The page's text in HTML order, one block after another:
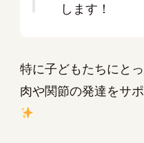
します！
特に子どもたちにと
肉や関節の発達をサ